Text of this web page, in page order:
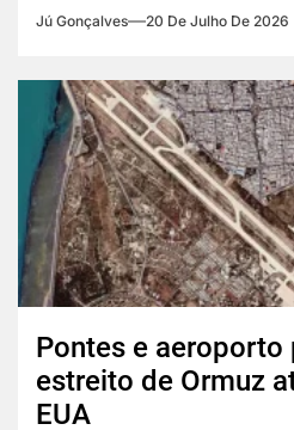
Jú Gonçalves 20 De Julho De 2026
Pontes e aeroporto
estreito de Ormuz
EUA